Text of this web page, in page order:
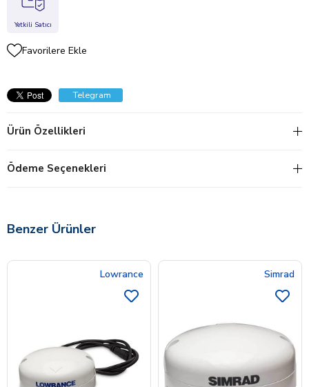
Yetkili Satıcı
Favorilere Ekle
Telegram
Ürün Özellikleri
Ödeme Seçenekleri
Benzer Ürünler
Lowrance Simrad